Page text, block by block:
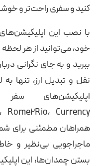
کنید و سفری راحت‌تر و
با نصب این
خود، می‌توانید از هر
ببرید و به جای نگرانی
نقل و تبدیل ارز، تنها
همراهان مطمئنی برای
ماجراجویی بی‌نظیر و
بستن چمدان‌ها، این